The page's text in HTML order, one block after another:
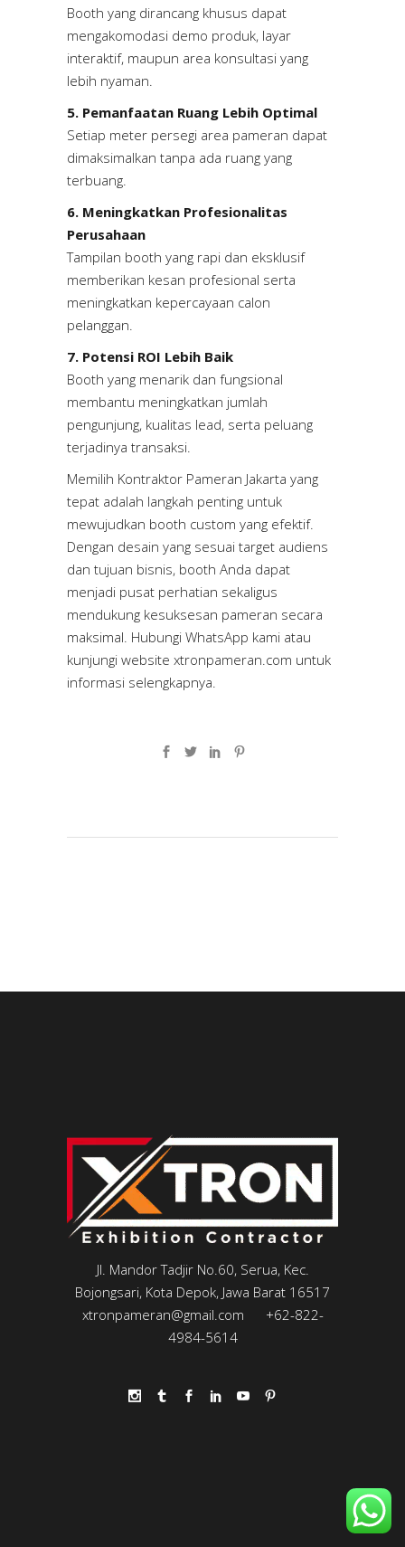
Booth yang dirancang khusus dapat
mengakomodasi demo produk, layar
interaktif, maupun area konsultasi yang
lebih nyaman.
5. Pemanfaatan Ruang Lebih Optimal
Setiap meter persegi area pameran dapat
dimaksimalkan tanpa ada ruang yang
terbuang.
6. Meningkatkan Profesionalitas
Perusahaan
Tampilan booth yang rapi dan eksklusif
memberikan kesan profesional serta
meningkatkan kepercayaan calon
pelanggan.
7. Potensi ROI Lebih Baik
Booth yang menarik dan fungsional
membantu meningkatkan jumlah
pengunjung, kualitas lead, serta peluang
terjadinya transaksi.
Memilih Kontraktor Pameran Jakarta yang
tepat adalah langkah penting untuk
mewujudkan booth custom yang efektif.
Dengan desain yang sesuai target audiens
dan tujuan bisnis, booth Anda dapat
menjadi pusat perhatian sekaligus
mendukung kesuksesan pameran secara
maksimal. Hubungi WhatsApp kami atau
kunjungi website xtronpameran.com untuk
informasi selengkapnya.
Jl. Mandor Tadjir No.60, Serua, Kec.
Bojongsari, Kota Depok, Jawa Barat 16517
xtronpameran@gmail.com
+62-822-
4984-5614